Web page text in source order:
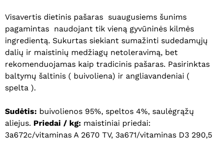
Visavertis dietinis pašaras suaugusiems šunims
pagamintas naudojant tik vieną gyvūninės kilmės
ingredientą. Sukurtas siekiant sumažinti sudedamųjų
dalių ir maistinių medžiagų netoleravimą, bet
rekomenduojamas kaip tradicinis pašaras. Pasirinktas
baltymų šaltinis ( buivoliena) ir angliavandeniai (
spelta ).
Sudėtis: buivolienos 95%, speltos 4%, saulėgrąžų
aliejus. Priedai / kg: maistiniai priedai:
3a672c/vitaminas A 2670 TV, 3a671/vitaminas D3 290,5